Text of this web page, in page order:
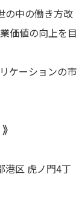
の中の働き方改
価値の向上を目
ケーションの市
虎ノ門4丁